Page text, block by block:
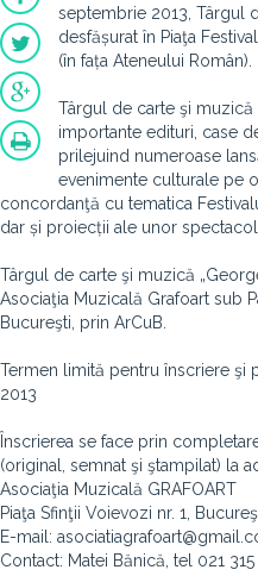
septembrie 2013, Târgul
desfășurat în Piaţa
(în fața Ateneului Român).
Târgul de carte şi muzică
importante edituri, case
prilejuind numeroase
evenimente culturale pe
concordanţă cu tematica
dar și proiecții ale unor
Târgul de carte şi muzică
Asociaţia Muzicală Grafoart sub
Bucureşti, prin ArCuB.
Termen limită pentru înscriere şi
2013
Înscrierea se face prin
(original, semnat şi ştampilat) la
Asociaţia Muzicală GRAFOART
Piaţa Sfinţii Voievozi nr. 1,
E-mail:
Contact: Matei Bănică, tel 021 315